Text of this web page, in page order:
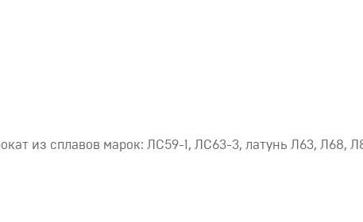
из сплавов марок: ЛС59-1, ЛС63-3, латунь Л63,